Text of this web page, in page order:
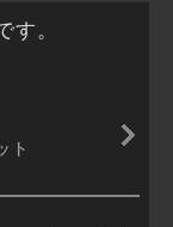
す。
ト